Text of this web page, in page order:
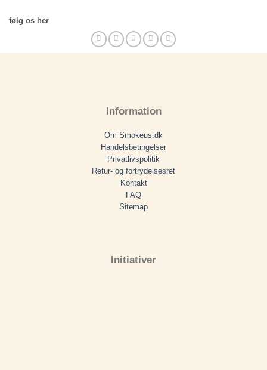
følg os her
Information
Om Smokeus.dk
Handelsbetingelser
Privatlivspolitik
Retur- og fortrydelsesret
Kontakt
FAQ
Sitemap
Initiativer